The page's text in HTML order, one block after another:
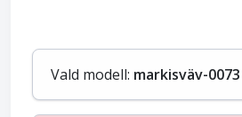
Vald modell: markisväv-0073